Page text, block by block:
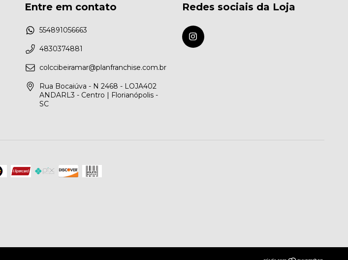
Entre em contato
554891056663
4830374881
colccibeiramar@planfranchise.com.br
Rua Bocaiúva - N 2468 - LOJA402
ANDARL3 - Centro | Florianópolis -
SC
Redes sociais da Loja